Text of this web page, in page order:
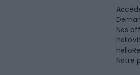
Nos
Notre